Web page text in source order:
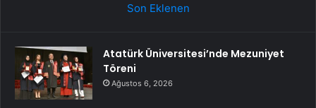
Son Eklenen
Atatürk Üniversitesi’nde Mezuniyet
Töreni
Ağustos 6, 2026